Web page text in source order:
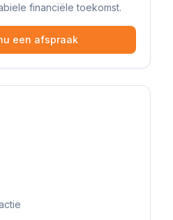
financiële toekomst.
een afspraak